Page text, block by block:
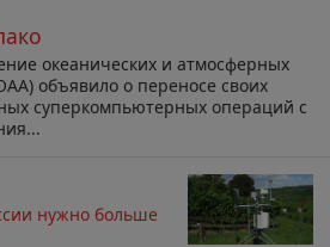
океанических и атмосферных
объявило о переносе своих
суперкомпьютерных операций с
нужно больше